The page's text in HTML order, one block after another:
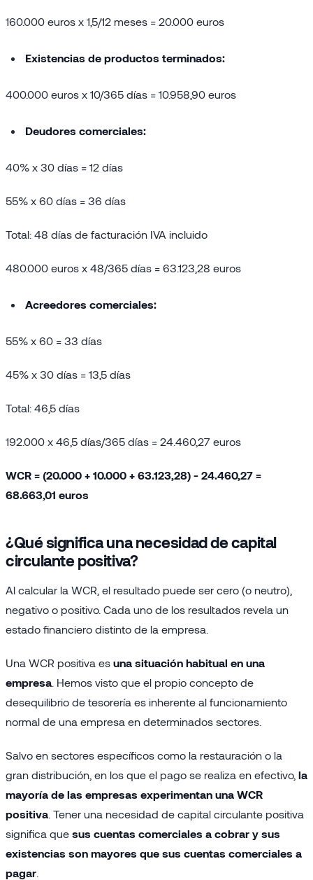
160.000 euros x 1,5/12 meses = 20.000 euros
Existencias de productos terminados:
400.000 euros x 10/365 días = 10.958,90 euros
Deudores comerciales:
40% x 30 días = 12 días
55% x 60 días = 36 días
Total: 48 días de facturación IVA incluido
480.000 euros x 48/365 días = 63.123,28 euros
Acreedores comerciales:
55% x 60 = 33 días
45% x 30 días = 13,5 días
Total: 46,5 días
192.000 x 46,5 días/365 días = 24.460,27 euros
WCR = (20.000 + 10.000 + 63.123,28) - 24.460,27 =
68.663,01 euros
¿Qué significa una necesidad de capital
circulante positiva?
Al calcular la WCR, el resultado puede ser cero (o neutro),
negativo o positivo. Cada uno de los resultados revela un
estado financiero distinto de la empresa.
Una WCR positiva es una situación habitual en una
empresa . Hemos visto que el propio concepto de
desequilibrio de tesorería es inherente al funcionamiento
normal de una empresa en determinados sectores.
Salvo en sectores específicos como la restauración o la
gran distribución, en los que el pago se realiza en efectivo, la
mayoría de las empresas experimentan una WCR
positiva . Tener una necesidad de capital circulante positiva
significa que sus cuentas comerciales a cobrar y sus
existencias son mayores que sus cuentas comerciales a
pagar